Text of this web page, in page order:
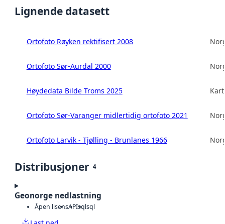
Lignende datasett
Ortofoto Røyken rektifisert 2008
Ortofoto Sør-Aurdal 2000
Høydedata Bilde Troms 2025
Ortofoto Sør-Varanger midlertidig ortofoto 2021
Ortofoto Larvik - Tjølling - Brunlanes 1966
Distribusjoner 4
Geonorge nedlastning
Åpen lisensAPIsqlsql